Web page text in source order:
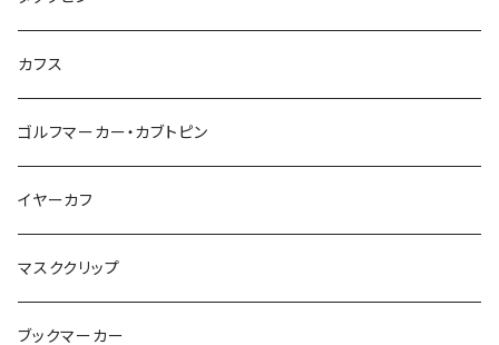
星
鳥
てんとう虫
鳥
食品
ハロウィン
カモフラージュ
square
天使
リボン
マーブル
音楽
カメオ
ハート
モザイク
羊
牛
カメ
イルカ
カエル
星
カメラ
音楽
バイオリン
カメオ
バルーン
マーメイド
ハロウィン
紐
鳥
バルーン
マーブル
星
アルファベット
ハロウィン
カメオ
2トーン
スクエア
結び
カフス
ゴルフマーカー・カブトピン
イヤーカフ
マスククリップ
ブックマーカー